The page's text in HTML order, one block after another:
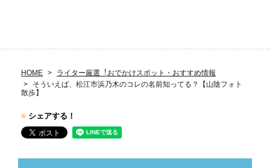
HOME
ライター厳選︕おでかけスポット・おすすめ情報
そういえば、松江市浜乃木のコレの名前知ってる？【山陰フォト
散歩】
■ シェアする！